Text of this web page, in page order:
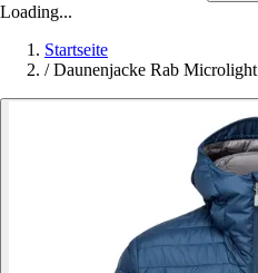
Loading...
Startseite
/ Daunenjacke Rab Microlight